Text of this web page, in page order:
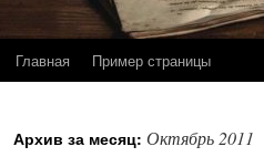
Перейти
содержимому
Главная Пример страницы
Архив за месяц: Октябрь 2011